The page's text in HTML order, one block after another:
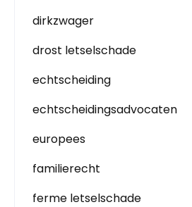
dirkzwager
drost letselschade
echtscheiding
echtscheidingsadvocaten
europees
familierecht
ferme letselschade